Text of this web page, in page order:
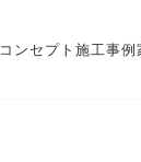
コンセプト施工事例